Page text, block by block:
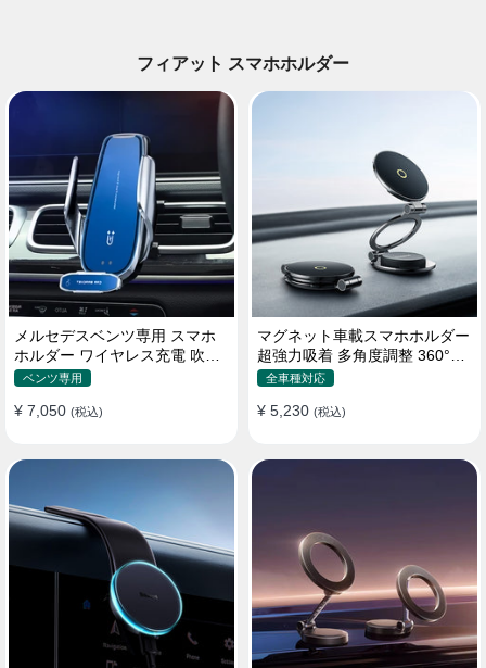
フィアット スマホホルダー
メルセデスベンツ専用 スマホ
ホルダー ワイヤレス充電 吹き
出し口用 ライト付きロゴ
ベンツ専用
¥ 7,050 (税込)
マグネット車載スマホホルダー
超強力吸着 多角度調整 360°回
転な台座 車用ホルダー 折りた
全機種対応
全車種対応
¥ 5,230 (税込)